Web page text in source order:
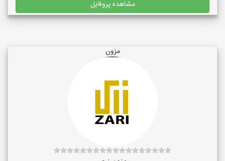
مشاهده پروفایل
مزون